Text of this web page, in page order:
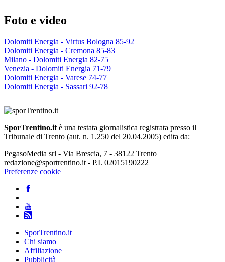
Foto e video
Dolomiti Energia - Virtus Bologna 85-92
Dolomiti Energia - Cremona 85-83
Milano - Dolomiti Energia 82-75
Venezia - Dolomiti Energia 71-79
Dolomiti Energia - Varese 74-77
Dolomiti Energia - Sassari 92-78
SporTrentino.it è una testata giornalistica registrata presso il
Tribunale di Trento (aut. n. 1.250 del 20.04.2005) edita da:
PegasoMedia srl - Via Brescia, 7 - 38122 Trento
redazione@sportrentino.it - P.I. 02015190222
Preferenze cookie
SporTrentino.it
Chi siamo
Affiliazione
Pubblicità